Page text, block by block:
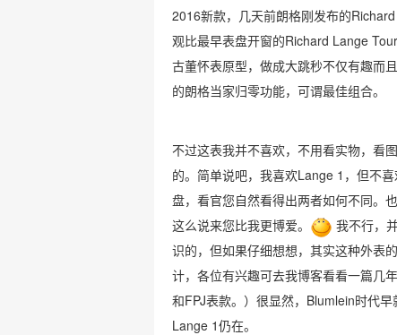
2016新款，几天前朗格刚发布的
观比最早表盘开窗的Richard Lange
古董怀表原型，做成大跳秒不仅有趣而
的朗格当家归零功能，可谓最佳组合。
不过这表我并不喜欢，不用看实物，看
的。简单说吧，我喜欢Lange 1，但不
盘，看官您自然看得出两者如何不同。
这么说来您比我更博爱。
我不行，
识的，但如果仔细想想，其实这种外表
计，各位有兴趣可去我博客看看一篇几
和FPJ表款。）很显然，Blumlein时代
Lange 1仍在。